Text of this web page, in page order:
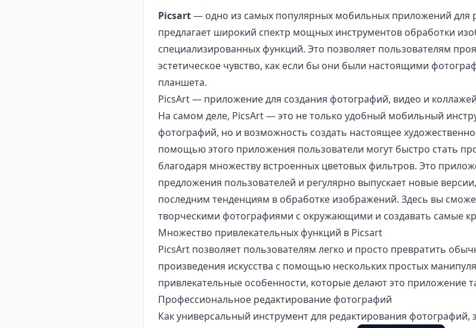
Picsart— одно из самых популярных мобильных приложений для
предлагает широкий спектр мощных инструментов обработки
специализированных функций. Это позволяет пользователям
эстетическое чувство, как если бы они были настоящими
планшета.
PicsArt — приложение для создания фотографий, видео и коллажей
На самом деле, PicsArt — это не только удобный мобильный
фотографий, но и возможность создать настоящее
помощью этого приложения пользователи могут быстро стать
благодаря множеству встроенных цветовых фильтров. Это
предложения пользователей и регулярно выпускает новые
последним тенденциям в обработке изображений. Здесь вы
творческими фотографиями с окружающими и создавать самые
Множество привлекательных функций в Picsart
PicsArt позволяет пользователям легко и просто превратить
произведения искусства с помощью нескольких простых
привлекательные особенности, которые делают это приложение
Профессиональное редактирование фотографий
Как универсальный инструмент для редактирования фотографий,